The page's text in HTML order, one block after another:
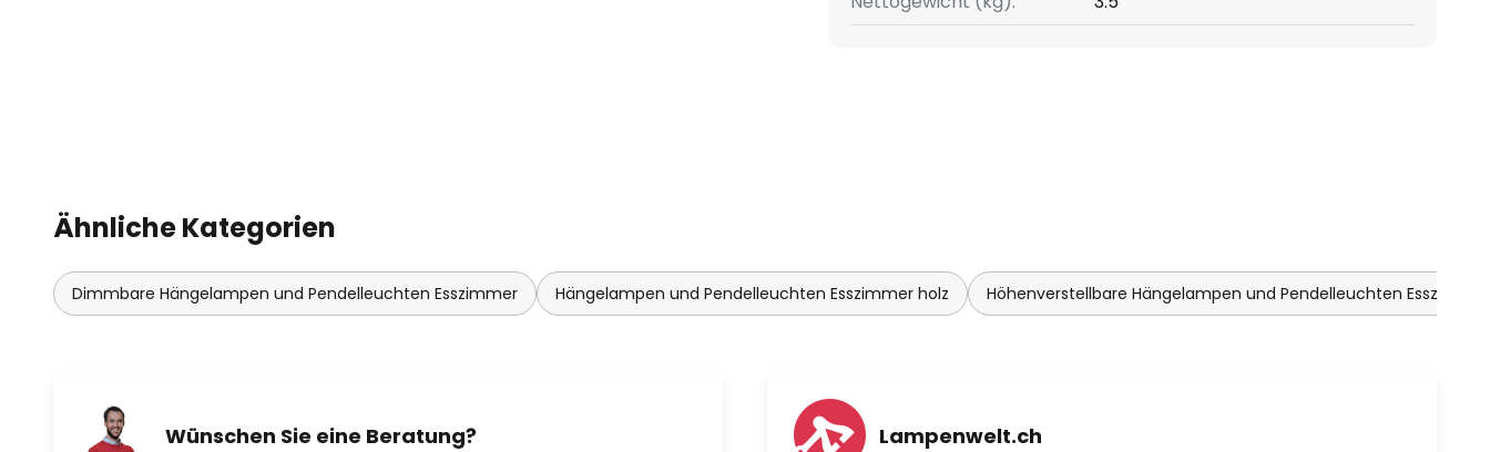
gekürzt werden muss, sondern überschüssiges Kabel bei Bedarf
herausgezogen werden kann. Da die Drahtseilabhängung so
filigran daherkommt, erweckt die Leuchte auch schon mal einen
Ähnliche Kategorien
Dimmbare Hängelampen und Pendelleuchten Esszimmer Hängelampen und Pendelleuchten Esszimmer holz Höhenverstellbare Hängelampen und Pendelleuchten Esszimmer
Wünschen Sie eine Beratung? Lampenwelt.ch